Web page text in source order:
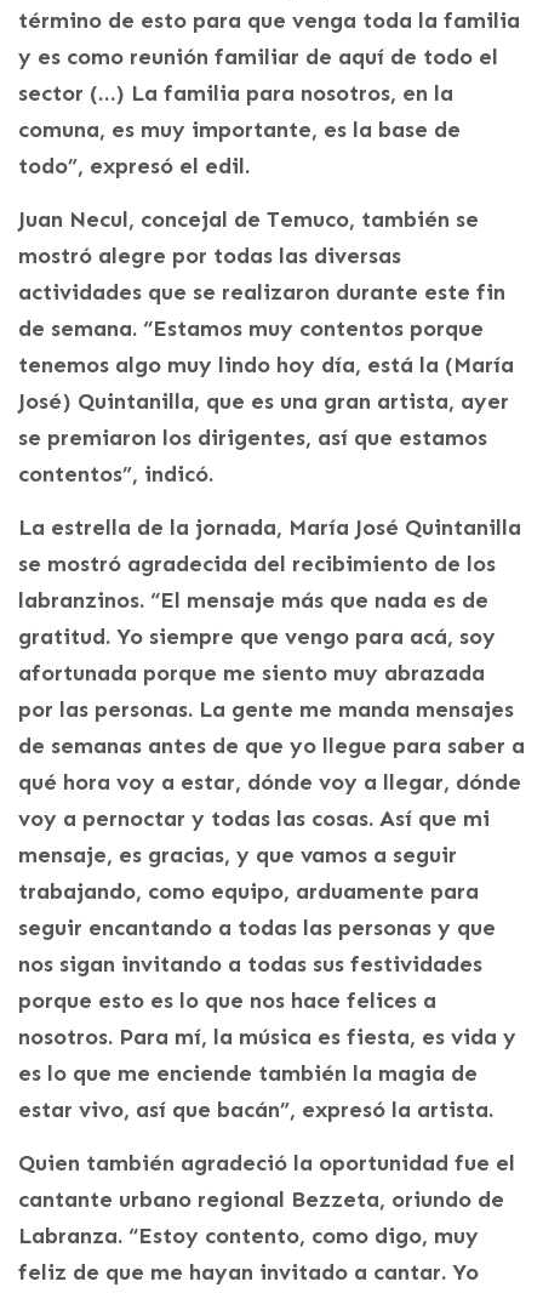
término de esto para que venga toda la familia
y es como reunión familiar de aquí de todo el
sector (…) La familia para nosotros, en la
comuna, es muy importante, es la base de
todo”, expresó el edil.
Juan Necul, concejal de Temuco, también se
mostró alegre por todas las diversas
actividades que se realizaron durante este fin
de semana. “Estamos muy contentos porque
tenemos algo muy lindo hoy día, está la (María
José) Quintanilla, que es una gran artista, ayer
se premiaron los dirigentes, así que estamos
contentos”, indicó.
La estrella de la jornada, María José Quintanilla
se mostró agradecida del recibimiento de los
labranzinos. “El mensaje más que nada es de
gratitud. Yo siempre que vengo para acá, soy
afortunada porque me siento muy abrazada
por las personas. La gente me manda mensajes
de semanas antes de que yo llegue para saber a
qué hora voy a estar, dónde voy a llegar, dónde
voy a pernoctar y todas las cosas. Así que mi
mensaje, es gracias, y que vamos a seguir
trabajando, como equipo, arduamente para
seguir encantando a todas las personas y que
nos sigan invitando a todas sus festividades
porque esto es lo que nos hace felices a
nosotros. Para mí, la música es fiesta, es vida y
es lo que me enciende también la magia de
estar vivo, así que bacán”, expresó la artista.
Quien también agradeció la oportunidad fue el
cantante urbano regional Bezzeta, oriundo de
Labranza. “Estoy contento, como digo, muy
feliz de que me hayan invitado a cantar. Yo